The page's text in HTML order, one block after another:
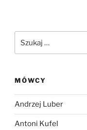
MÓWCY
Andrzej Luber
Antoni Kufel